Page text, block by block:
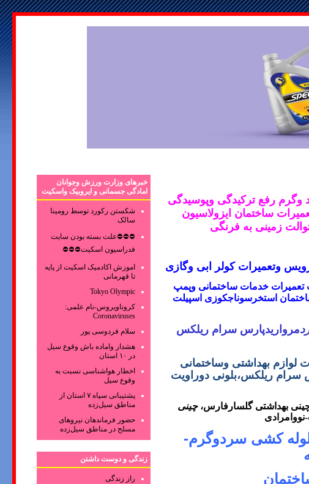
وگرم رفع ترکیدگی وپوسیدگی
ساختمان ایزولاسیون
زمینی به فرنگی
وتعمیرات کولر ابی وگازی
تعمیراتخدمات ساختمانی وپمپ
استخرسوناجکوزی اسپیلت
مرواریدپارس سرام ریلکس
بهداشتی وساختمانی
سرام ریلکس،بلونی دوراویت
بهداشتی گلسارفارس، چینی
امرادی
کشی سردوگرم-
خبرهای وزارت ورزش وجوانان
امادگی جسمانی و ایروبیک واسکیت
شکستن رکورد توسط رومینا
سالک
⛔⛔⛔علت بسته بودن سایت
فدراسیون اسکیت⛔⛔⛔
اموزش اکادمیک اسکیت از پایه
تا قهرمانی
Tokyo Olympic
کروناویروس‌-نام علمی:
Coronaviruses
سلام فردوسی پور
هشدار واماده باش وقوع سیل
در ۱۰ استان
اخطار هواشناسی نسبت به
وقوع سیل
پشتیبانی سپاه ۷ استان از
مناطق سیل‌زده
حضور فرماندهان نیروهای
مسلح در مناطق سیل‌زده
زندگی و دوست داشتن
راز زندگی